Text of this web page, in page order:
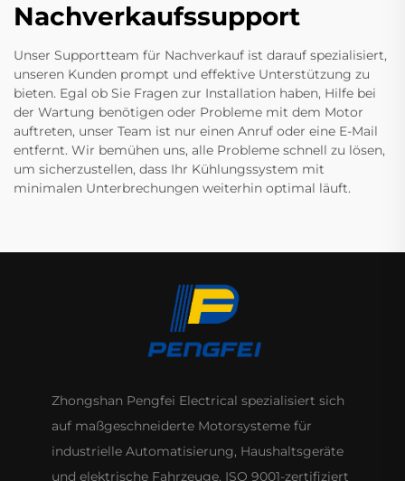
Nachverkaufssupport
Unser Supportteam für Nachverkauf ist darauf spezialisiert,
unseren Kunden prompt und effektive Unterstützung zu
bieten. Egal ob Sie Fragen zur Installation haben, Hilfe bei
der Wartung benötigen oder Probleme mit dem Motor
auftreten, unser Team ist nur einen Anruf oder eine E-Mail
entfernt. Wir bemühen uns, alle Probleme schnell zu lösen,
um sicherzustellen, dass Ihr Kühlungssystem mit
minimalen Unterbrechungen weiterhin optimal läuft.
Zhongshan Pengfei Electrical spezialisiert sich
auf maßgeschneiderte Motorsysteme für
industrielle Automatisierung, Haushaltsgeräte
und elektrische Fahrzeuge. ISO 9001-zertifiziert